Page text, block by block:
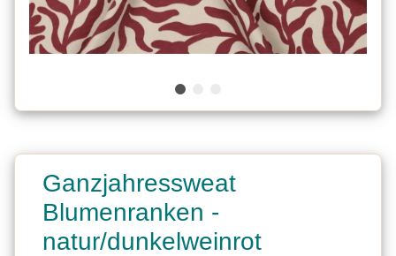
Ganzjahressweat
Blumenranken -
natur/dunkelweinrot